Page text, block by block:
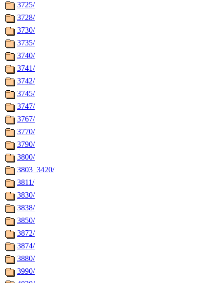
3725/
3728/
3730/
3735/
3740/
3741/
3742/
3745/
3747/
3767/
3770/
3790/
3800/
3803_3420/
3811/
3830/
3838/
3850/
3872/
3874/
3880/
3990/